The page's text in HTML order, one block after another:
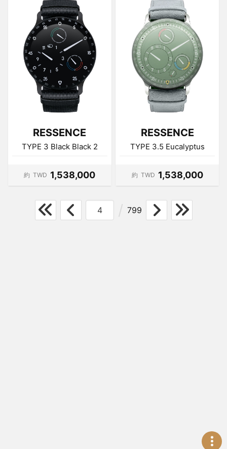
RESSENCE
TYPE 3 Black Black 2
約 TWD 1,538,000
RESSENCE
TYPE 3.5 Eucalyptus
約 TWD 1,538,000
799